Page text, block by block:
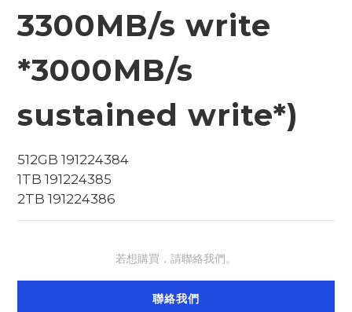
3300MB/s write
*3000MB/s
sustained write*)
512GB 191224384
1TB 191224385
2TB 191224386
若想購買，請聯絡我們。
聯絡我們